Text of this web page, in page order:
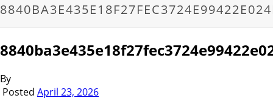
By
Posted April 23, 2026